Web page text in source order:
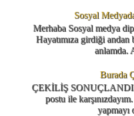
Sosyal
Merhaba Sosyal medya
Hayatımıza girdiği andan
anlamda.
Burada
ÇEKİLİŞ
postu ile
yapmayı